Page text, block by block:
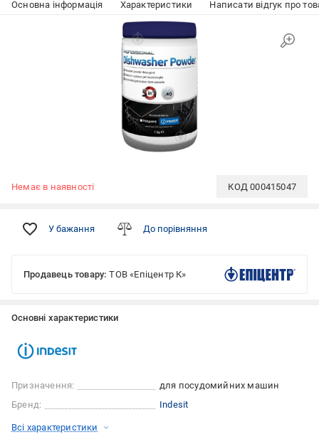
Основна інформація Характеристики Написати відгук про
Немає в наявності КОД000415047
У бажання До порівняння
Продавець товару: ТОВ «Епіцентр К»
Основні характеристики
Призначення:
для посудомийних машин
Бренд:
Indesit
Всі характеристики